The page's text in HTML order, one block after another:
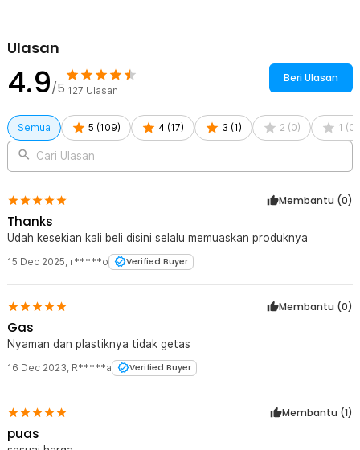
Ulasan
4.9/5 127 Ulasan
Beri Ulasan
Semua 5 (109) 4 (17) 3 (1 ) 2 (0) 1 (0
Cari Ulasan
Membantu (0)
Thanks
Udah kesekian kali beli disini selalu memuaskan produknya
15 Dec 2025, r*****o Verified Buyer
Membantu (0)
Gas
Nyaman dan plastiknya tidak getas
16 Dec 2023, R*****a Verified Buyer
Membantu (1)
puas